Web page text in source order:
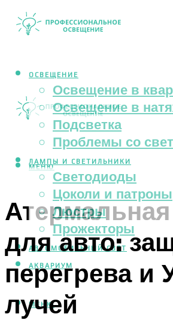
ОСВЕЩЕНИЕ
Освещение в
Освещение в
Подсветка
Проблемы со
ЛАМПЫ И СВЕТИЛЬНИКИ
Светодиоды
Цоколи и патроны
Люстры
Прожекторы
АВТОМОБИЛЬНЫЙ СВЕТ
АКВАРИУМ
МЕНЮ
МЕНЮ
для авто:
перегрева и
лучей